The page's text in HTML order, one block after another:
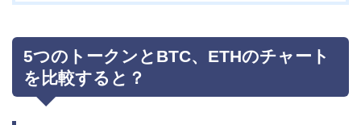
5つのトークンとBTC、ETHのチャート
を比較すると？